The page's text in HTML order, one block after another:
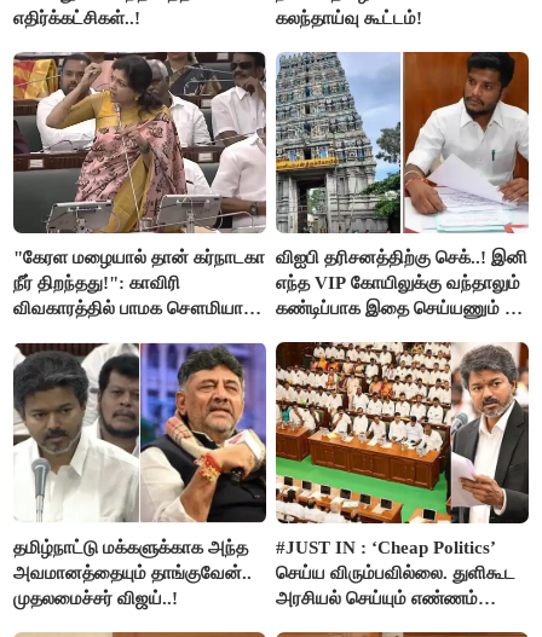
எதிர்க்கட்சிகள்..!
கலந்தாய்வு கூட்டம்!
"கேரள மழையால் தான் கர்நாடகா
நீர் திறந்தது!": காவிரி
விவகாரத்தில் பாமக சௌமியா
விஐபி தரிசனத்திற்கு செக்..! இனி
எந்த VIP கோயிலுக்கு வந்தாலும்
கண்டிப்பாக இதை செய்யணும் -
தமிழ்நாட்டு மக்களுக்காக அந்த
அவமானத்தையும் தாங்குவேன்..
முதலமைச்சர் விஜய்..!
#JUST IN : ‘Cheap Politics’
செய்ய விரும்பவில்லை. துளிகூட
அரசியல் செய்யும் எண்ணம்